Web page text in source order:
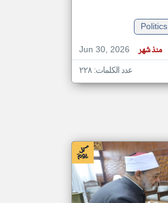
Politics
Jun 30, 2026
منذ شهر
عدد الكلمات: ٢٢٨